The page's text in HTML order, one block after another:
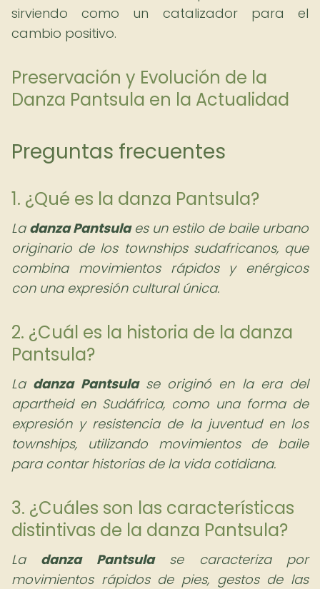
sirviendo como un catalizador para el
cambio positivo.
Preservación y Evolución de la
Danza Pantsula en la Actualidad
Preguntas frecuentes
1. ¿Qué es la danza Pantsula?
La danza Pantsulaes un estilo de baile urbano
originario de los townships sudafricanos, que
combina movimientos rápidos y enérgicos
con una expresión cultural única.
2. ¿Cuál es la historia de la danza
Pantsula?
La danza Pantsulase originó en la era del
apartheid en Sudáfrica, como una forma de
expresión y resistencia de la juventud en los
townships, utilizando movimientos de baile
para contar historias de la vida cotidiana.
3. ¿Cuáles son las características
distintivas de la danza Pantsula?
La danza Pantsulase caracteriza por
movimientos rápidos de pies, gestos de las